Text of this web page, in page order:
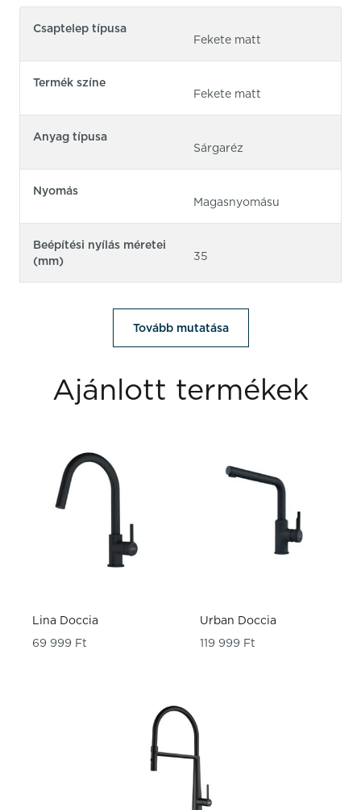
Csaptelep típusa
Fekete matt
Termék színe
Fekete matt
Anyag típusa
Sárgaréz
Nyomás
Magasnyomásu
Beépítési nyílás méretei
(mm)
35
Tovább mutatása
Ajánlott termékek
Lina Doccia
69 999 Ft
Urban Doccia
119 999 Ft